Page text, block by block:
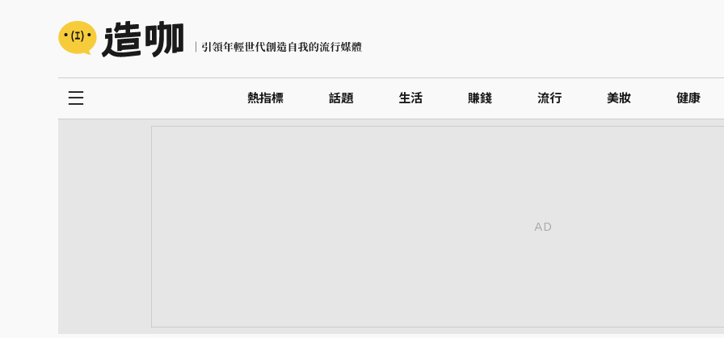
熱指標 話題 生活 賺錢 流行 美妝 健康